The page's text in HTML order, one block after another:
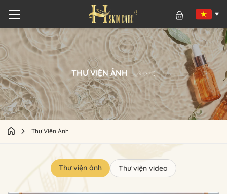
THƯ VIỆN ẢNH
Thư Viện Ảnh
Thư viện ảnh Thư viện video